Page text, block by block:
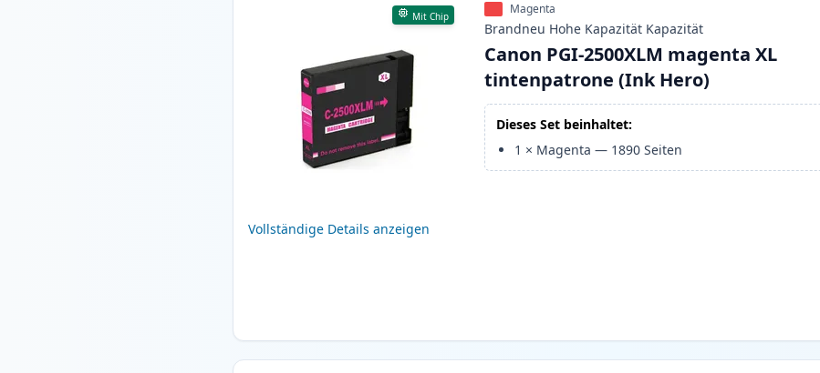
Mit Chip
Vollständige Details anzeigen
Magenta
Brandneu Hohe Kapazität Kapazität
Canon PGI-2500XLM magenta XL
tintenpatrone (Ink Hero)
Dieses Set beinhaltet:
1 × Magenta — 1890 Seiten